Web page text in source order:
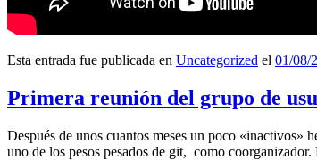
Esta entrada fue publicada en Uncategorized el 01/08/
Primera reunión del grupo de
Después de unos cuantos meses un poco «inactivos»
uno de los pesos pesados de git, como